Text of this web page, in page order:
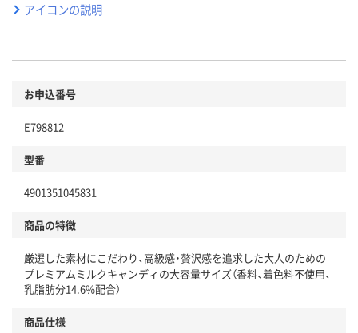
アイコンの説明
お申込番号
E798812
型番
4901351045831
商品の特徴
厳選した素材にこだわり、高級感・贅沢感を追求した大人のための
プレミアムミルクキャンディの大容量サイズ（香料、着色料不使用、
乳脂肪分14.6%配合）
商品仕様